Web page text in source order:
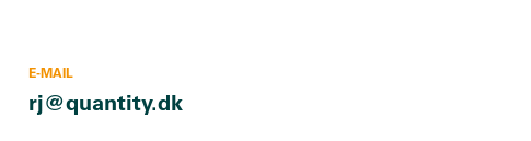
E-MAIL
rj@quantity.dk